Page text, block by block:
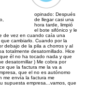
opinado: Después
de llegar casi una
hora tarde, limpió
el bote sifónico y le
de vez en cuando caía una
cambiarlo. Cuando por la
debajo de la pila a chorros y al
totalmente desatornillado. Hice
él no ha tocado nada y que
desatornillar ) Me cobra por
que la factura me la va a
que el no es autónomo
me envía la factura me
supuesta empresa...vamos, que